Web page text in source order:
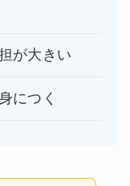
が大きい
につく